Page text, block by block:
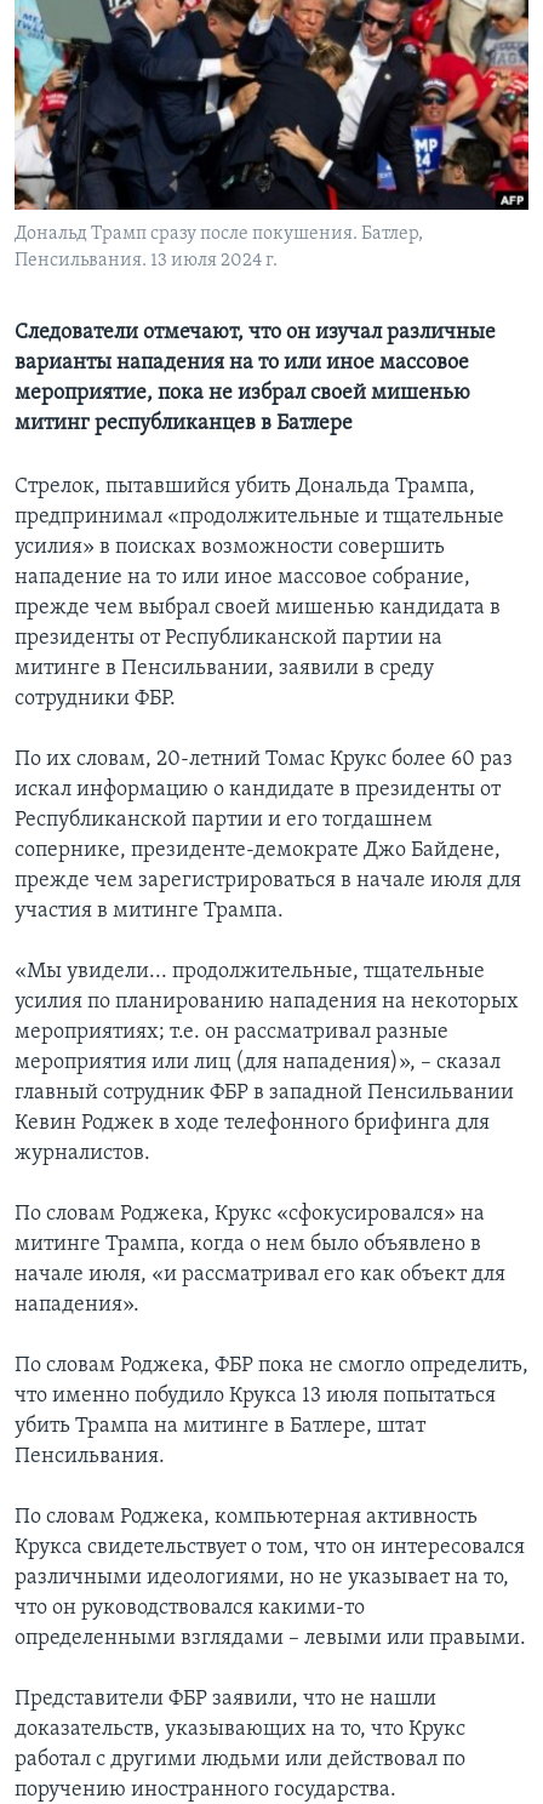
Learning English
СОЦИАЛЬНЫЕ СЕТИ
Языки
Дональд Трамп сразу после покушения. Батлер,
Пенсильвания. 13 июля 2024 г.
Следователи отмечают, что он изучал различные
варианты нападения на то или иное массовое
мероприятие, пока не избрал своей мишенью
митинг республиканцев в Батлере
Стрелок, пытавшийся убить Дональда Трампа,
предпринимал «продолжительные и тщательные
усилия» в поисках возможности совершить
нападение на то или иное массовое собрание,
прежде чем выбрал своей мишенью кандидата в
президенты от Республиканской партии на
митинге в Пенсильвании, заявили в среду
сотрудники ФБР.
По их словам, 20-летний Томас Крукс более 60 раз
искал информацию о кандидате в президенты от
Республиканской партии и его тогдашнем
сопернике, президенте-демократе Джо Байдене,
прежде чем зарегистрироваться в начале июля для
участия в митинге Трампа.
«Мы увидели... продолжительные, тщательные
усилия по планированию нападения на некоторых
мероприятиях; т.е. он рассматривал разные
мероприятия или лиц (для нападения)», – сказал
главный сотрудник ФБР в западной Пенсильвании
Кевин Роджек в ходе телефонного брифинга для
журналистов.
По словам Роджека, Крукс «сфокусировался» на
митинге Трампа, когда о нем было объявлено в
начале июля, «и рассматривал его как объект для
нападения».
По словам Роджека, ФБР пока не смогло определить,
что именно побудило Крукса 13 июля попытаться
убить Трампа на митинге в Батлере, штат
Пенсильвания.
По словам Роджека, компьютерная активность
Крукса свидетельствует о том, что он интересовался
различными идеологиями, но не указывает на то,
что он руководствовался какими-то
определенными взглядами – левыми или правыми.
Представители ФБР заявили, что не нашли
доказательств, указывающих на то, что Крукс
работал с другими людьми или действовал по
поручению иностранного государства.